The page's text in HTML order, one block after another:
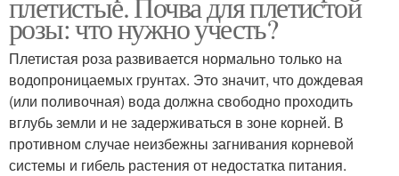
розы: что нужно учесть?
Плетистая роза развивается нормально только на
водопроницаемых грунтах. Это значит, что дождевая
(или поливочная) вода должна свободно проходить
вглубь земли и не задерживаться в зоне корней. В
противном случае неизбежны загнивания корневой
системы и гибель растения от недостатка питания.